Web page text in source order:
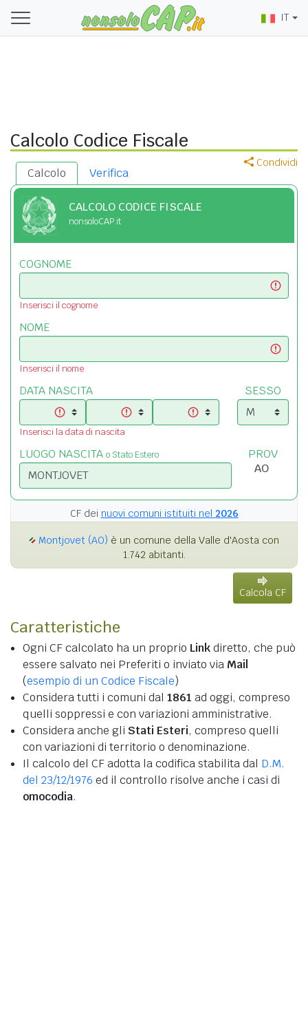
IT
Calcolo Codice Fiscale
Condividi
Calcolo Verifica
CALCOLO CODICE FISCALE
nonsoloCAP.it
COGNOME
Inserisci il cognome
NOME
Inserisci il nome
DATA NASCITA
Inserisci la data di nascita
SESSO
LUOGO NASCITA o Stato Estero PROV
CF dei nuovi comuni istituiti nel 2026
Montjovet (AO) è un comune della Valle d'Aosta con
1.742 abitanti.
Calcola CF
Caratteristiche
Ogni CF calcolato ha un proprio Linkdiretto, che può
essere salvato nei Preferiti o inviato via Mail
(esempio di un Codice Fiscale)
Considera tutti i comuni dal 1861 ad oggi, compreso
quelli soppressi e con variazioni amministrative.
Considera anche gli Stati Esteri, compreso quelli
con variazioni di territorio o denominazione.
Il calcolo del CF adotta la codifica stabilita dal D.M.
del 23/12/1976 ed il controllo risolve anche i casi di
omocodia.